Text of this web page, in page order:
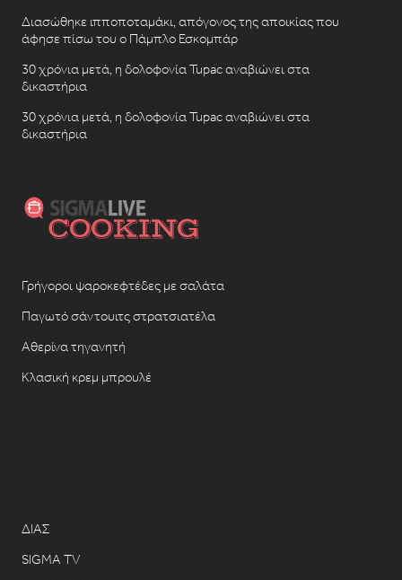
Διασώθηκε ιπποποταμάκι, απόγονος της αποικίας που
άφησε πίσω του ο Πάμπλο Εσκομπάρ
30 χρόνια μετά, η δολοφονία Tupac αναβιώνει στα
δικαστήρια
30 χρόνια μετά, η δολοφονία Tupac αναβιώνει στα
δικαστήρια
Γρήγοροι ψαροκεφτέδες με σαλάτα
Παγωτό σάντουιτς στρατσιατέλα
Αθερίνα τηγανητή
Κλασική κρεμ μπρουλέ
ΔΙΑΣ
SIGMA TV